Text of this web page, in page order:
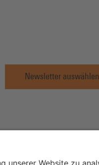
Newsletter auswählen